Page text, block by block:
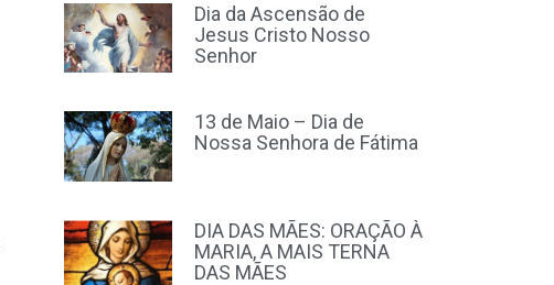
Dia da Ascensão de
Jesus Cristo Nosso
Senhor
13 de Maio – Dia de
Nossa Senhora de Fátima
DIA DAS MÃES: ORAÇÃO À
MARIA, A MAIS TERNA
DAS MÃES